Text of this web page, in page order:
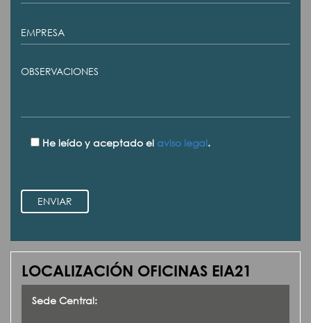
He leído y aceptado el aviso legal.
ENVIAR
LOCALIZACIÓN OFICINAS EIA21
Sede Central: